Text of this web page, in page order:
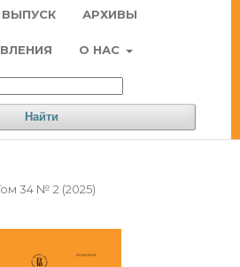
АРХИВЫ
О НАС
Найти
34 № 2 (2025)